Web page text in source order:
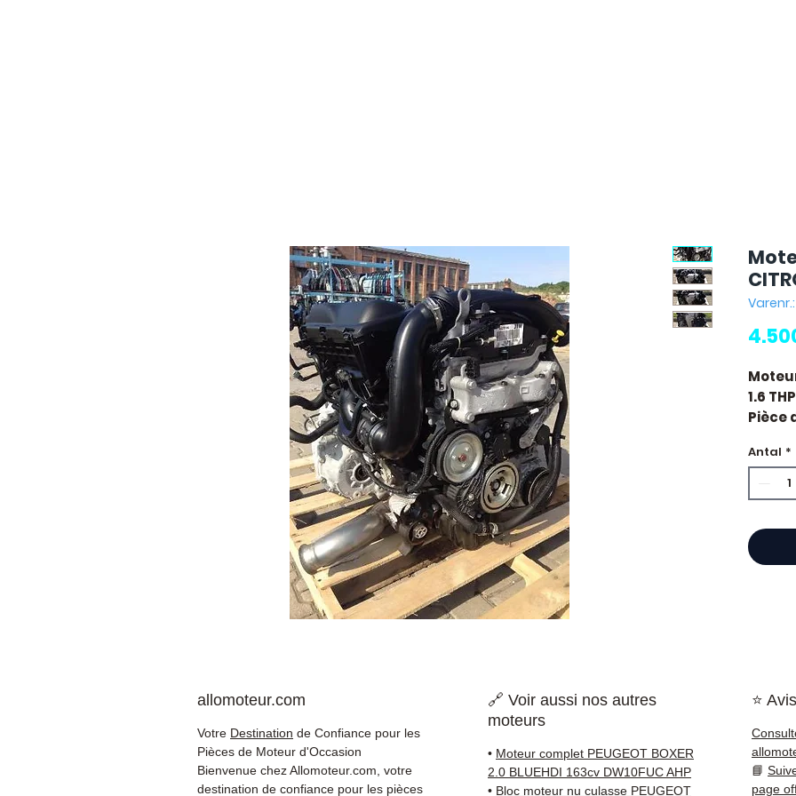
Varenr.:
1.6 THP
Pièce
Antal *
allomoteur.com
Votre Destination de Confiance pour les
Pièces de Moteur d'Occasion
Bienvenue chez Allomoteur.com, votre
destination de confiance pour les pièces
🔗 Voir aussi nos autres
moteurs
• Moteur complet PEUGEOT BOXER
2.0 BLUEHDI 163cv DW10FUC AHP
• Bloc moteur nu culasse PEUGEOT
⭐
📘
page